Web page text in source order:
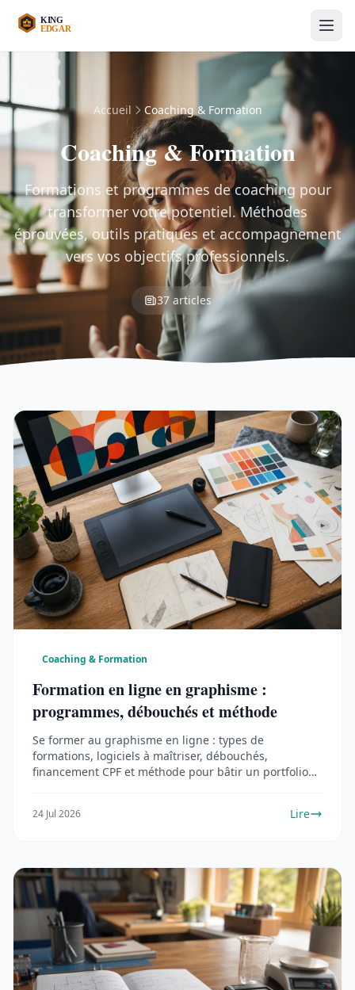
Accueil Coaching & Formation
Coaching & Formation
Formations et programmes de coaching pour
transformer votre potentiel. Méthodes
éprouvées, outils pratiques et accompagnement
vers vos objectifs professionnels.
37 articles
Coaching & Formation
Formation en ligne en graphisme :
programmes, débouchés et méthode
Se former au graphisme en ligne : types de
formations, logiciels à maîtriser, débouchés,
financement CPF et méthode pour bâtir un portfolio
24 Jul 2026 Lire